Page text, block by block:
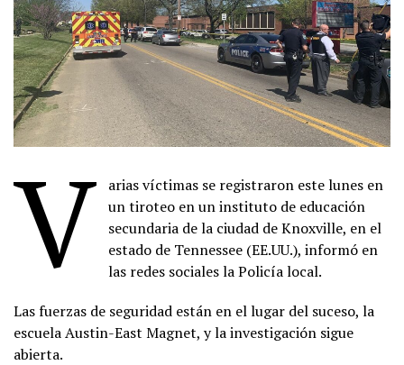
V
arias víctimas se registraron este lunes en
un tiroteo en un instituto de educación
secundaria de la ciudad de Knoxville, en el
estado de Tennessee (EE.UU.), informó en
las redes sociales la Policía local.
Las fuerzas de seguridad están en el lugar del suceso, la
escuela Austin-East Magnet, y la investigación sigue
abierta.